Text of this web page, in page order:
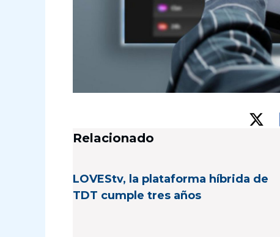
Relacionado
LOVEStv, la plataforma híbrida de
TDT cumple tres años